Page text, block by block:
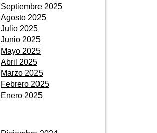
Septiembre 2025
Agosto 2025
Julio 2025
Junio 2025
Mayo 2025
Abril 2025
Marzo 2025
Febrero 2025
Enero 2025